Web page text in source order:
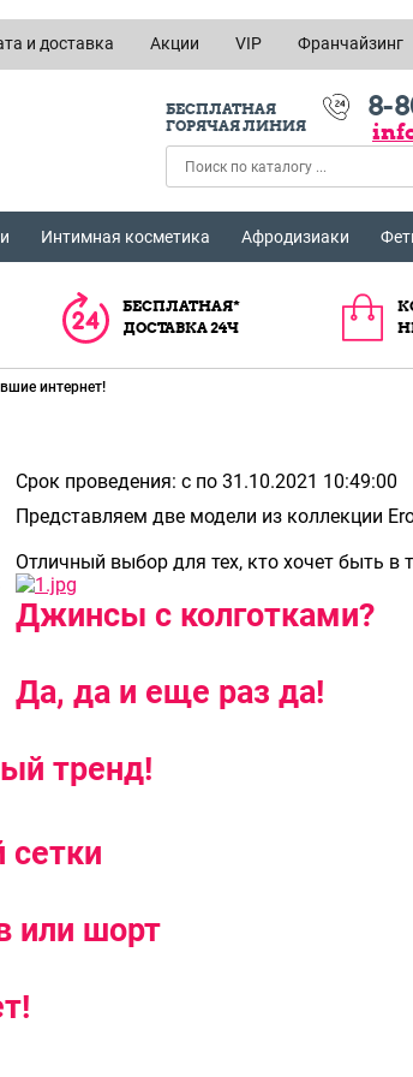
и доставка Акции VIP Франчайзинг
БЕСПЛАТНАЯ
ГОРЯЧАЯ ЛИНИЯ
8-
Интимная косметика Афродизиаки
БЕСПЛАТНАЯ*
ДОСТАВКА 24Ч
интернет!
Срок проведения: с по 31.10.2021 10:49:00
Представляем две модели из коллекции
Отличный выбор для тех, кто хочет быть
Джинсы с колготками?
Да, да и еще раз да!
тренд!
сетки
или шорт